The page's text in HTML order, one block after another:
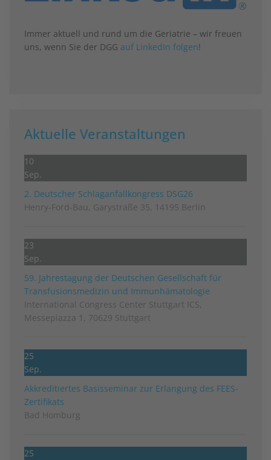
Immer aktuell und rund um die Geriatrie – wir freuen
uns, wenn Sie der DGG auf LinkedIn folgen!
Aktuelle Veranstaltungen
10
Sep.
2. Deutscher Schlag­anfall­kongress DSG26
Henry-Ford-Bau, Garystraße 35, 14195 Berlin
23
Sep.
59. Jahrestagung der Deutschen Gesellschaft für
Transfusionsmedizin und Immunhämatologie
International Congress Center Stuttgart ICS,
Messepiazza 1, 70629 Stuttgart
25
Sep.
Akkreditiertes Basisseminar zur Erlangung des FEES-
Zertifikats
Bad Homburg
25